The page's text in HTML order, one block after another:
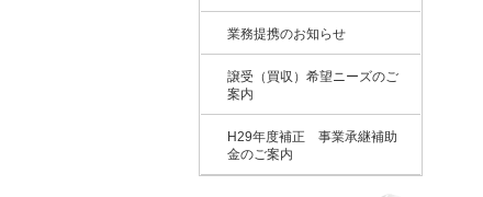
業務提携のお知らせ
譲受（買収）希望ニーズのご
案内
H29年度補正 事業承継補助
金のご案内